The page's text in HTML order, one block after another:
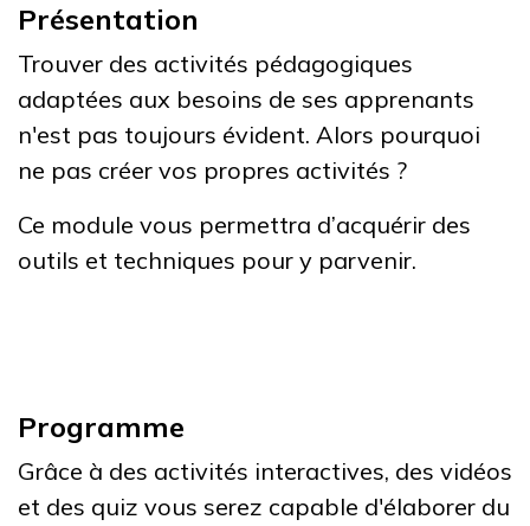
Présentation
Trouver des activités pédagogiques
adaptées aux besoins de ses apprenants
n'est pas toujours évident. Alors pourquoi
ne pas créer vos propres activités ?
Ce module vous permettra d’acquérir des
outils et techniques pour y parvenir.
Programme
Grâce à des activités interactives, des vidéos
et des quiz vous serez capable d'élaborer du